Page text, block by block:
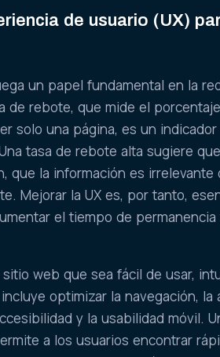
de usuario (UX)
un papel fundamental en la
de rebote, que mide el
solo una página, es un indicador
tasa de rebote alta sugiere
que la información es irrelevante
Mejorar la UX es, por tanto,
el tiempo de permanencia
web que sea fácil de usar,
optimizar la navegación, la
y la usabilidad móvil.
a los usuarios encontrar